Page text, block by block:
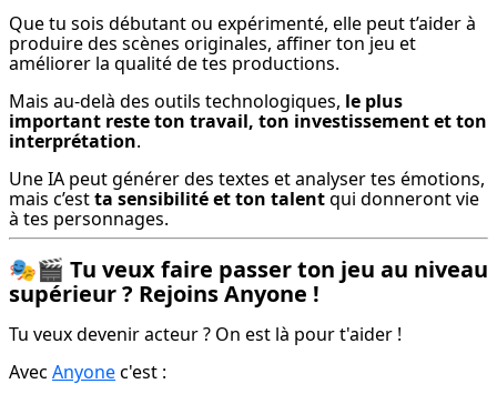
Que tu sois débutant ou expérimenté, elle peut t’aider à
produire des scènes originales, affiner ton jeu et
améliorer la qualité de tes productions.
Mais au-delà des outils technologiques, le plus
important reste ton travail, ton investissement et ton
interprétation.
Une IA peut générer des textes et analyser tes émotions,
mais c’est ta sensibilité et ton talent qui donneront vie
à tes personnages.
🎭🎬 Tu veux faire passer ton jeu au niveau
supérieur ? Rejoins Anyone !
Tu veux devenir acteur ? On est là pour t'aider !
Avec Anyone c'est :